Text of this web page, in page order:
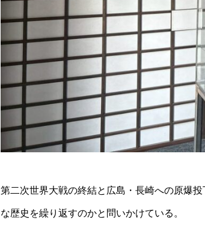
第二次世界大戦の終結と広島・長崎への原爆
な歴史を繰り返すのかと問いかけている。